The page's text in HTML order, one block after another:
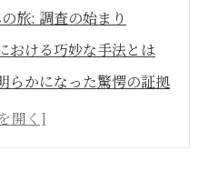
旅: 調査の始まり
おける巧妙な手法とは
らかになった驚愕の証拠
もたらした心の解放
び方: あなたの調査を成